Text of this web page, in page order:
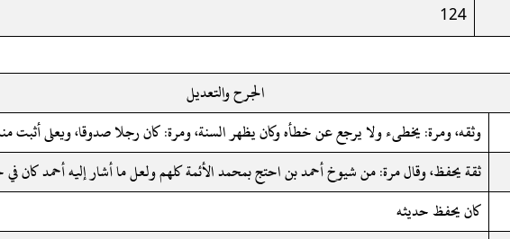
124
الجرح والتعديل
وثقه، ومرة: يخطىء ولا يرجع عن خطأه وكان يظهر السنة، ومرة: كان رجلا صدوقا، ويعلى أثبت
ثقة يحفظ، وقال مرة: من شيوخ أحمد بن احتج بمحمد الأئمة كلهم ولعل ما أشار إليه أحمد كان
كان يحفظ حديثه